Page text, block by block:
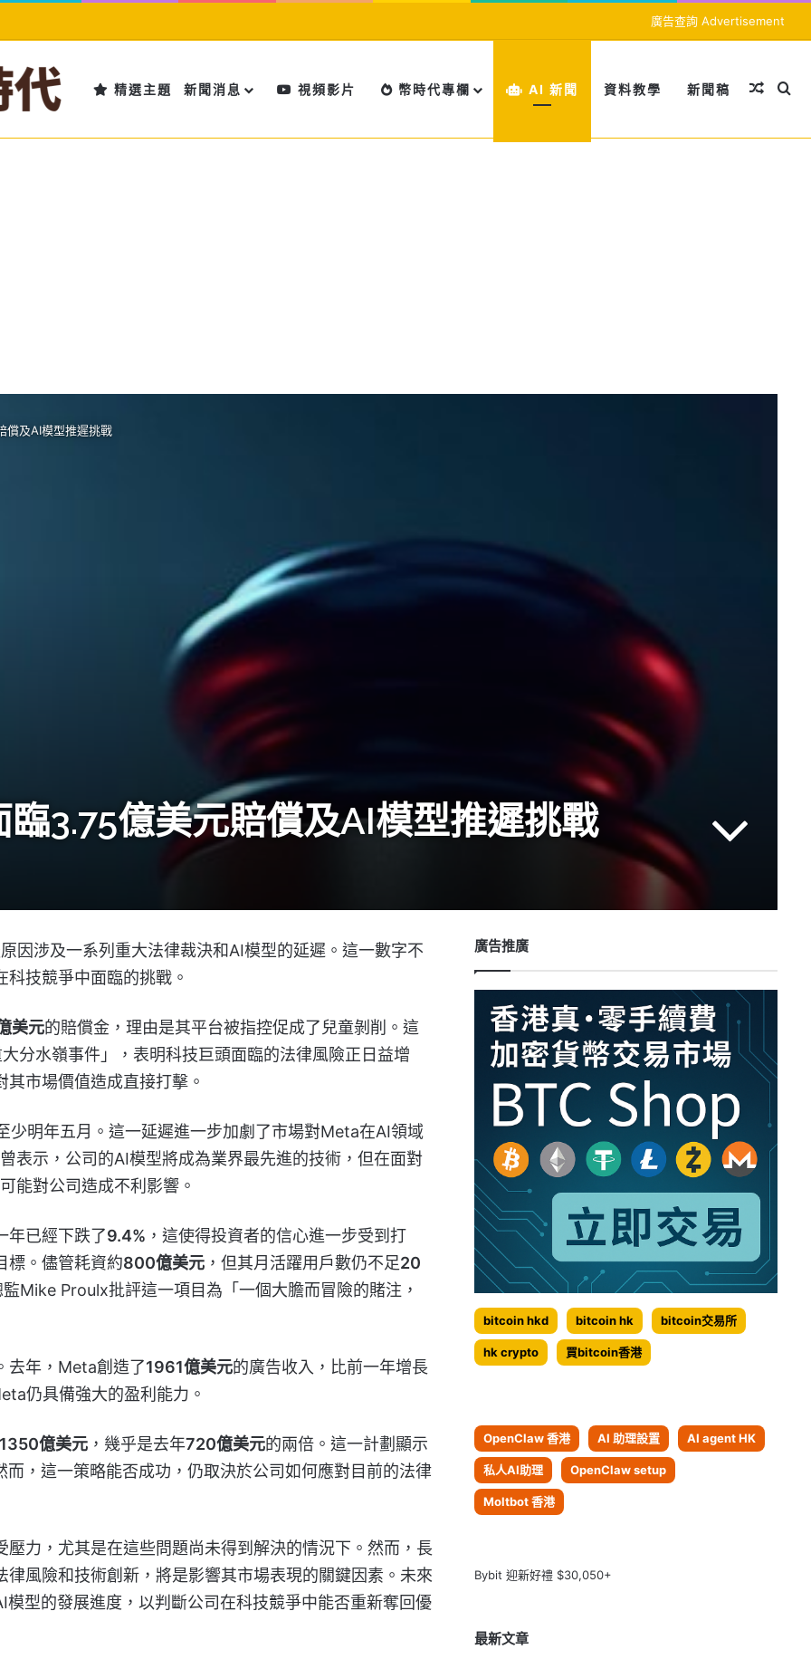
廣告查詢 Advertisement
精選主題 新聞消息 視頻影片 幣時代專欄 AI 新聞 資料教學 新聞稿 隨機文
搜
償及AI模型推遲挑戰
3.75億美元賠償及AI模型推遲挑戰
因涉及一系列重大法律裁決和AI模型的延遲。這一數字不
技競爭中面臨的挑戰。
美元的賠償金，理由是其平台被指控促成了兒童剝削。這
分水嶺事件」，表明科技巨頭面臨的法律風險正日益增
市場價值造成直接打擊。
少明年五月。這一延遲進一步加劇了市場對Meta在AI領域
示，公司的AI模型將成為業界最先進的技術，但在面對
能對公司造成不利影響。
年已經下跌了9.4% ，這使得投資者的信心進一步受到打
標。儘管耗資約800億美元 ，但其月活躍用戶數仍不足20
Mike Proulx批評這一項目為「一個大膽而冒險的賭注，
去年，Meta創造了1961億美元的廣告收入，比前一年增長
仍具備強大的盈利能力。
1350億美元 ，幾乎是去年720億美元的兩倍。這一計劃顯示
，這一策略能否成功，仍取決於公司如何應對目前的法律
力，尤其是在這些問題尚未得到解決的情況下。然而，長
風險和技術創新，將是影響其市場表現的關鍵因素。未來
型的發展進度，以判斷公司在科技競爭中能否重新奪回優
廣告推廣
bitcoin hkd bitcoin hk bitcoin交易所
hk crypto 買bitcoin香港
OpenClaw 香港 AI 助理設置 AI agent HK
私人AI助理 OpenClaw setup
Moltbot 香港
Bybit 迎新好禮 $30,050+
最新文章